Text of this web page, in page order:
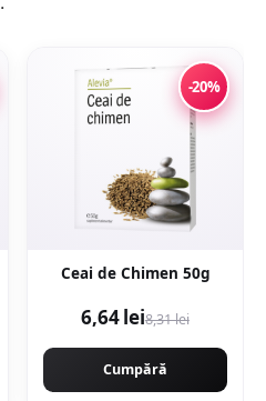
-20%
Ceai de Chimen 50g
6,64 lei8,31 lei
Cumpără